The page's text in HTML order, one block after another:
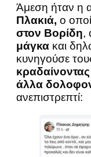
Άμεση ήταν η
Πλακιά, ο
στον Βορίδη,
μάγκα και
κυνηγούσε
άλλα
ανεπιστρεπτί: